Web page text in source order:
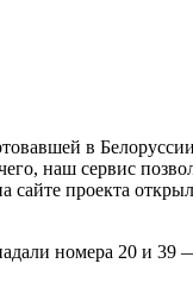
в Белоруссии
наш сервис
сайте проекта
номера 20 и 39